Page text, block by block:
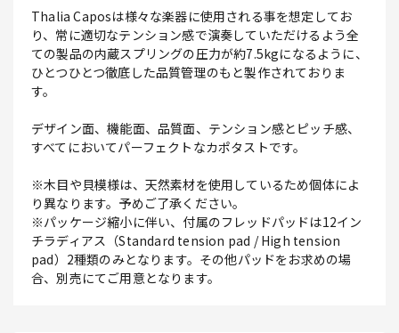
Thalia Caposは様々な楽器に使用される事を想定してお
り、常に適切なテンション感で演奏していただけるよう全
ての製品の内蔵スプリングの圧力が約7.5kgになるように、
ひとつひとつ徹底した品質管理のもと製作されておりま
す。
デザイン面、機能面、品質面、テンション感とピッチ感、
すべてにおいてパーフェクトなカポタストです。
※木目や貝模様は、天然素材を使用しているため個体によ
り異なります。予めご了承ください。
※パッケージ縮小に伴い、付属のフレッドパッドは12イン
チラディアス（Standard tension pad / High tension
pad）2種類のみとなります。その他パッドをお求めの場
合、別売にてご用意となります。